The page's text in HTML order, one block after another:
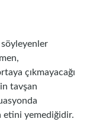
çıkmayacağı
tavşan
etini yemediğidir.